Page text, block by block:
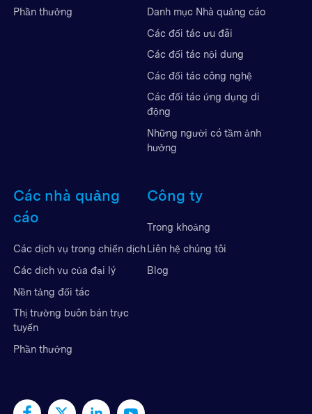
Phần thưởng
Danh mục Nhà quảng cáo
Các đối tác ưu đãi
Các đối tác nội dung
Các đối tác công nghệ
Các đối tác ứng dụng di
động
Những người có tầm ảnh
hưởng
Các nhà quảng
cáo
Các dịch vụ trong chiến dịch
Các dịch vụ của đại lý
Nền tảng đối tác
Thị trường buôn bán trực
tuyến
Phần thưởng
Công ty
Trong khoảng
Liên hệ chúng tôi
Blog